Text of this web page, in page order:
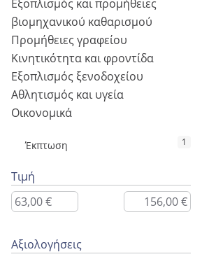
Εξοπλισμός και προμήθειες
βιομηχανικού καθαρισμού
Προμήθειες γραφείου
Κινητικότητα και φροντίδα
Εξοπλισμός ξενοδοχείου
Αθλητισμός και υγεία
Οικονομικά
Έκπτωση 1
Τιμή
Αξιολογήσεις